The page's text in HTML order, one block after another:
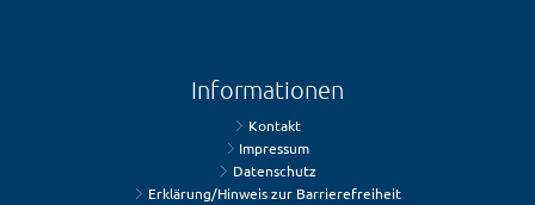
Informationen
Kontakt
Impressum
Datenschutz
Erklärung/Hinweis zur Barrierefreiheit